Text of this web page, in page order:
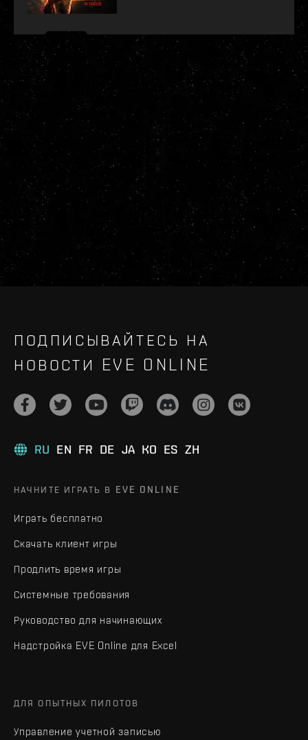
ПОДПИСЫВАЙТЕСЬ НА
НОВОСТИ EVE ONLINE
RU EN FR DE JA KO ES ZH
НАЧНИТЕ ИГРАТЬ В EVE ONLINE
Играть бесплатно
Скачать клиент игры
Продлить время игры
Системные требования
Руководство для начинающих
Надстройка EVE Online для Excel
ДЛЯ ОПЫТНЫХ ПИЛОТОВ
Управление учетной записью